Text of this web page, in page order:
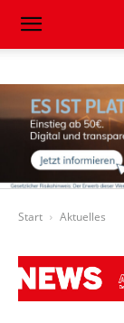
Start Aktuelles